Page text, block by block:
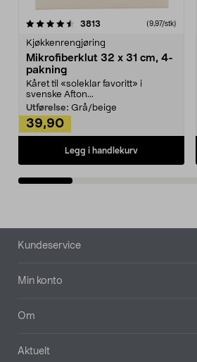
3813 anmeldelser(9,97/stk)
Kjøkkenrengjøring
Mikrofiberklut 32 x 31 cm, 4-
pakning
Kåret til «soleklar favoritt» i
svenske Afton...
Utførelse: Grå/beige
39,90
Legg i handlekurv
4.5av 5 stjerner
Bunntekst
Kundeservice
Min konto
Om
Aktuelt